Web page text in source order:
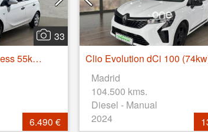
33
Corsa 1.3 CDTi Business 55kW (75CV)
6.490 €
Clio Evolution dCi 100
Madrid
104.500 kms.
Diesel - Manual
2024